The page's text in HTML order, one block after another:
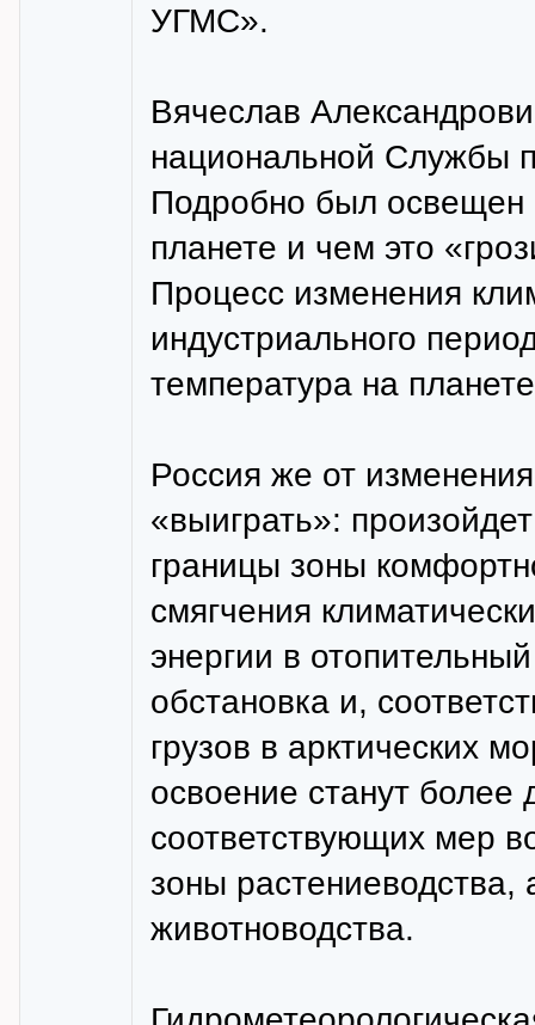
УГМС».
Вячеслав
национальной Службы
Подробно был освещен
планете и чем это
Процесс изменения
индустриального
температура на
Россия же от
«выиграть»:
границы зоны
смягчения
энергии в
обстановка и,
грузов в арктических
освоение станут более
соответствующих мер
зоны
животноводства.